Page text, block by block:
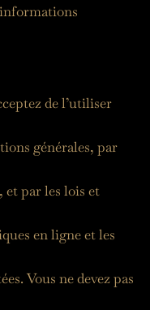
de l’utiliser
générales, par
et par les lois et
en ligne et les
Vous ne devez pas